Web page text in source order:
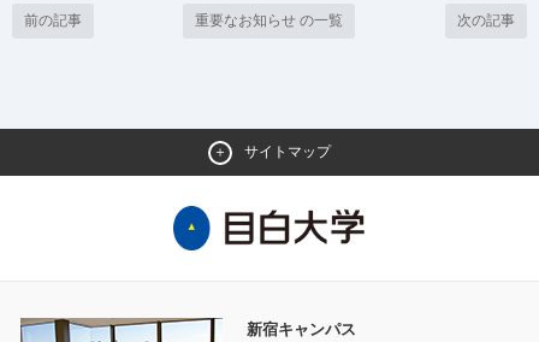
前の記事 重要なお知らせ の一覧 次の記事
サイトマップ
新宿キャンパス